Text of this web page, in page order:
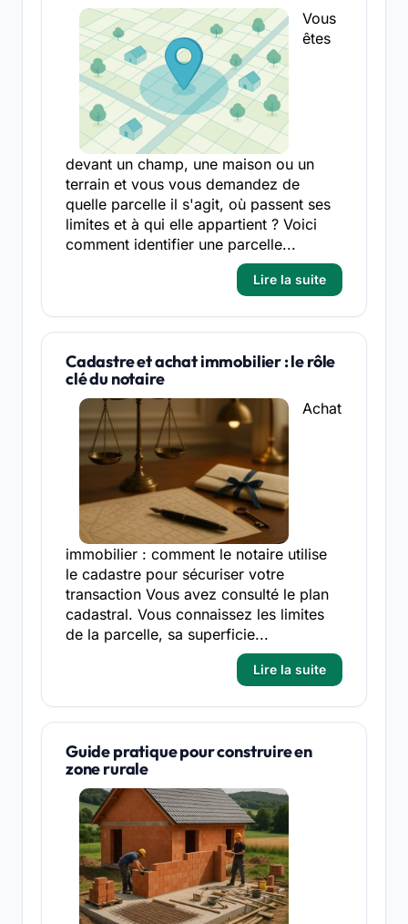
Vous
êtes
devant un champ, une maison ou un
terrain et vous vous demandez de
quelle parcelle il s'agit, où passent ses
limites et à qui elle appartient ? Voici
comment identifier une parcelle...
Lire la suite
Cadastre et achat immobilier : le rôle
clé du notaire
Achat
immobilier : comment le notaire utilise
le cadastre pour sécuriser votre
transaction Vous avez consulté le plan
cadastral. Vous connaissez les limites
de la parcelle, sa superficie...
Lire la suite
Guide pratique pour construire en
zone rurale